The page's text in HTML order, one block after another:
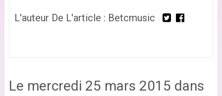
L'auteur De L'article : Betcmusic
Le mercredi 25 mars 2015 dans